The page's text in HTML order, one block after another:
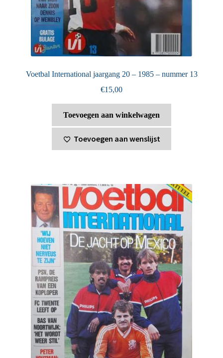
Voetbal International jaargang 20 – 1985 – nummer 13
€15,00
Toevoegen aan winkelwagen
Toevoegen aan wenslijst